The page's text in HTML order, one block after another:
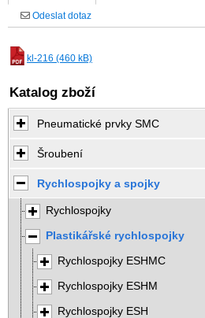
Odeslat dotaz
kl-216 (460 kB)
Katalog zboží
Pneumatické prvky SMC
Šroubení
Rychlospojky a spojky
Rychlospojky
Plastikářské rychlospojky
Rychlospojky ESHMC
Rychlospojky ESHM
Rychlospojky ESH